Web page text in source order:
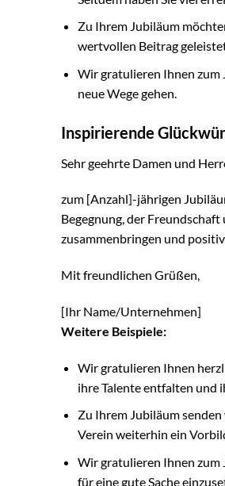
Zu Ihrem Jubiläum
wertvollen Beitrag
Wir gratulieren Ihnen zum
neue Wege gehen.
Inspirierende
Sehr geehrte Damen und
zum [Anzahl]-jährigen
Begegnung, der
zusammenbringen und
Mit freundlichen Grüßen,
[Ihr Name/Unternehmen]
Weitere Beispiele:
Wir gratulieren Ihnen
ihre Talente entfalten und
Zu Ihrem Jubiläum
Verein weiterhin ein
Wir gratulieren Ihnen zum
für eine gute Sache